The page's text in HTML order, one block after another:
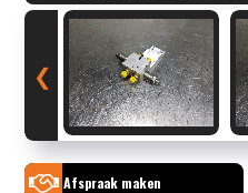
❮
Afspraak maken